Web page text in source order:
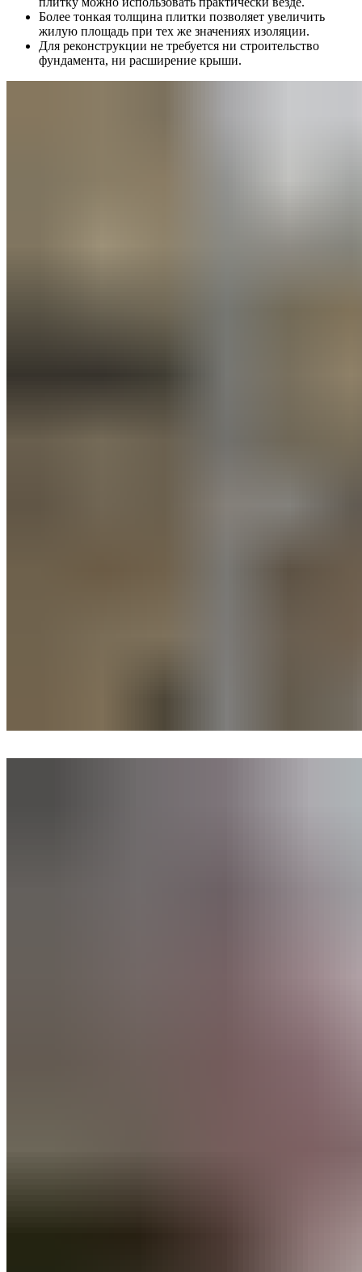
Более тонкая толщина плитки позволяет увеличить
жилую площадь при тех же значениях изоляции.
Для реконструкции не требуется ни строительство
фундамента, ни расширение крыши.